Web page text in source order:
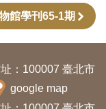
館學刊65-1期
：100007 臺北市
google map